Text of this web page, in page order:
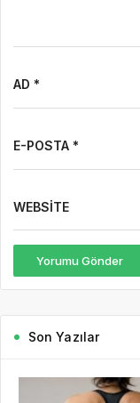
AD *
E-POSTA *
WEBSITE
Yorumu Gönder
Son Yazılar